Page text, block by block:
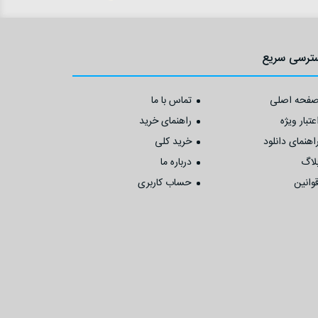
سریع
صفحه اصلی
تماس با ما
اعتبار ویژه
راهنمای خرید
راهنمای دانلود
خرید کلی
درباره ما
قوانین
حساب کاربری